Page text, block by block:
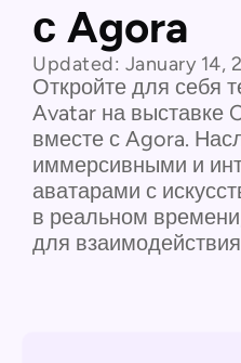
с Agora
Updated: January 14,
Откройте для себя
Avatar на выставке
вместе с Agora.
иммерсивными и
аватарами с
в реальном
для